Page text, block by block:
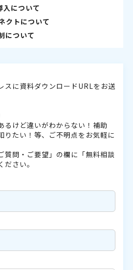
入について
クトについて
について
スに資料ダウンロードURLをお送
るけど違いがわからない！補助
りたい！等、ご不明点をお気軽に
問・ご要望」の欄に「無料相談
さい。